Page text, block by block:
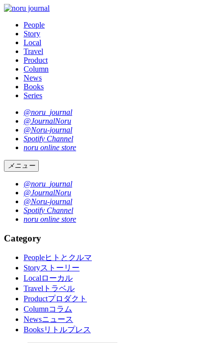
People
Story
Local
Travel
Product
Column
News
Books
Series
@noru_journal
@JournalNoru
@Noru-journal
Spotify Channel
noru online store
メニュー
@noru_journal
@JournalNoru
@Noru-journal
Spotify Channel
noru online store
Category
Peopleヒトとクルマ
Storyストーリー
Localローカル
Travel トラベル
Productプロダクト
Columnコラム
Newsニュース
Booksリトルプレス